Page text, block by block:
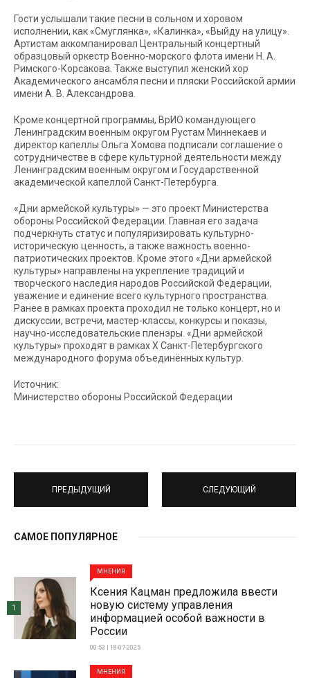
Гости услышали такие песни в сольном и хоровом
исполнении, как «Смуглянка», «Калинка», «Выйду на улицу».
Артистам аккомпанировал Центральный концертный
образцовый оркестр Военно-морского флота имени Н. А.
Римского-Корсакова. Также выступил женский хор
Академического ансамбля песни и пляски Российской армии
имени А. В. Александрова.
Кроме концертной программы, ВрИО командующего
Ленинградским военным округом Рустам Миннекаев и
директор капеллы Ольга Хомова подписали соглашение о
сотрудничестве в сфере культурной деятельности между
Ленинградским военным округом и Государственной
академической капеллой Санкт-Петербурга.
«Дни армейской культуры» — это проект Министерства
обороны Российской Федерации. Главная его задача
подчеркнуть статус и популяризировать культурно-
историческую ценность, а также важность военно-
патриотических проектов. Кроме этого «Дни армейской
культуры» направлены на укрепление традиций и
творческого наследия народов Российской Федерации,
уважение и единение всего культурного пространства.
Ранее в рамках проекта проходил не только концерт, но и
дискуссии, встречи, мастер-классы, конкурсы и показы,
научно-исследовательские пленэры. «Дни армейской
культуры» проходят в рамках X Санкт-Петербургского
международного форума объединённых культур.
Источник:
Министерство обороны Российской Федерации
ПРЕДЫДУЩИЙ СЛЕДУЮЩИЙ
САМОЕ ПОПУЛЯРНОЕ
МНЕНИЯ
Ксения Кацман предложила ввести
новую систему управления
информацией особой важности в
России
00:53 | 18-07-2025
1
МНЕНИЯ